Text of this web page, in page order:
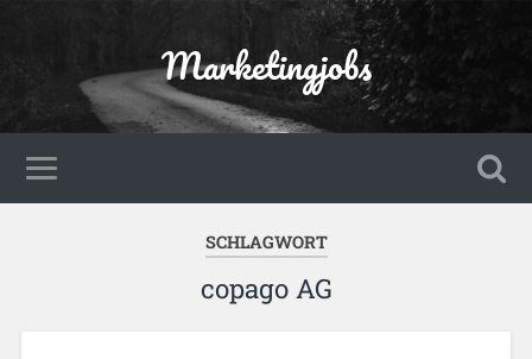
Marketingjobs
SCHLAGWORT
copago AG